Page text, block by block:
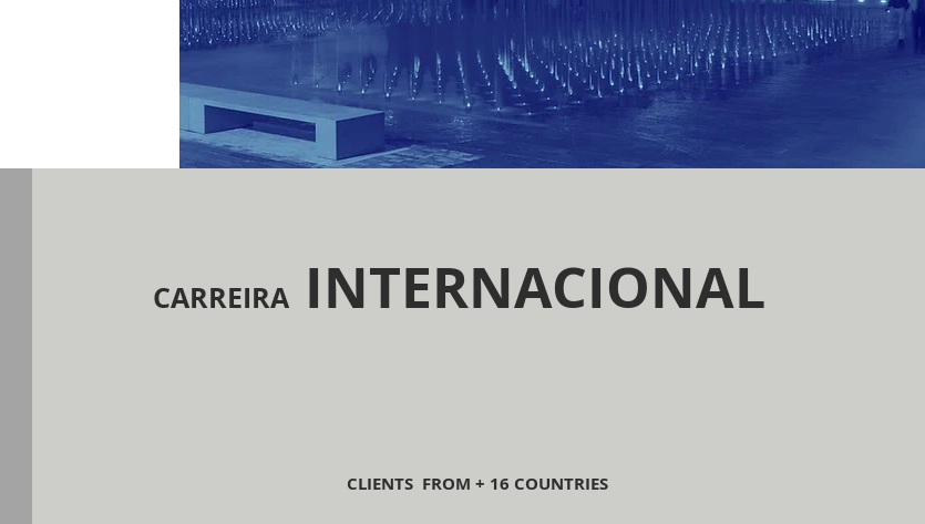
CARREIRA INTERNACIONAL
CLIENTS FROM + 16 COUNTRIES